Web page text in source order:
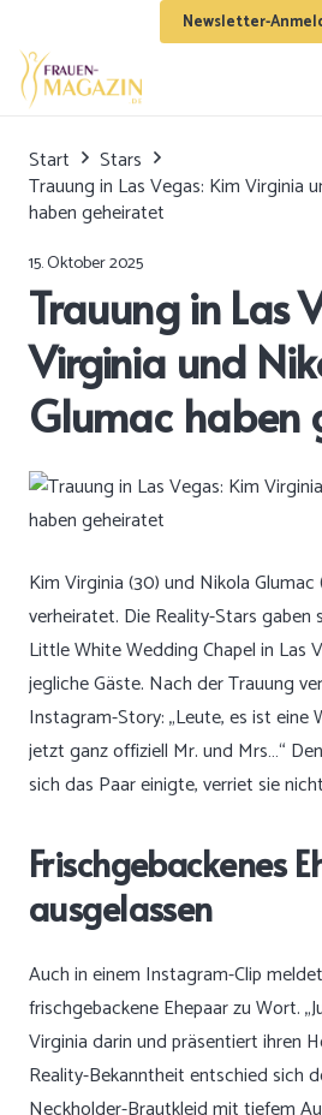
Newsletter-
Start
Stars
Trauung in Las Vegas: Kim Virginia
haben geheiratet
15. Oktober 2025
Trauung in Las
Virginia und
Glumac haben
Kim Virginia (30) und Nikola
verheiratet. Die Reality-Stars
Little White Wedding Chapel in Las
jegliche Gäste. Nach der Trauung
Instagram-Story: „Leute, es ist eine
jetzt ganz offiziell Mr. und Mrs…“
sich das Paar einigte, verriet sie
Frischgebackenes
ausgelassen
Auch in einem Instagram-Clip
frischgebackene Ehepaar zu Wort.
Virginia darin und präsentiert ihren
Reality-Bekanntheit entschied sich